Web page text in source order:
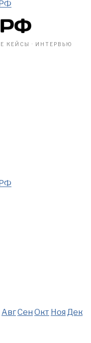
КЕЙСЫ · ИНТЕРВЬЮ
АвгСен Окт Ноя Дек